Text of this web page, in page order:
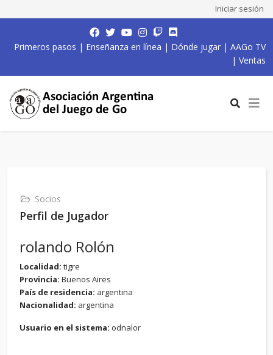
Iniciar sesión
Primeros pasos | Enseñanza en línea | Dónde jugar | AAGo TV
| Ventas
Socios
Perfil de Jugador
rolando Rolón
Localidad: tigre
Provincia: Buenos Aires
País de residencia: argentina
Nacionalidad: argentina
Usuario en el sistema: odnalor